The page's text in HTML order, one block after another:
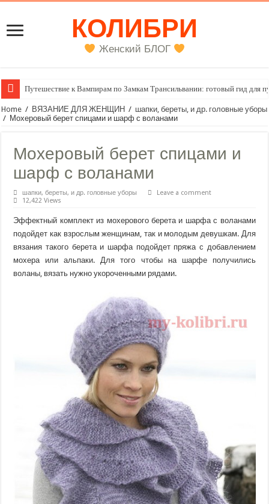
КОЛИБРИ
Женский БЛОГ
Путешествие к Вампирам по Замкам Трансильвании: готовый гид для
Женский внутренний голос
Home / ВЯЗАНИЕ ДЛЯ ЖЕНЩИН / шапки, береты, и др. головные уборы
/ Мохеровый берет спицами и шарф с воланами
Мохеровый берет спицами и
шарф с воланами
шапки, береты, и др. головные уборы
Leave a comment
12,422 Views
Эффектный комплект из мохерового берета и шарфа с воланами
подойдет как взрослым женщинам, так и молодым девушкам. Для
вязания такого берета и шарфа подойдет пряжа с добавлением
мохера или альпаки. Для того чтобы на шарфе получились
воланы, вязать нужно укороченными рядами.